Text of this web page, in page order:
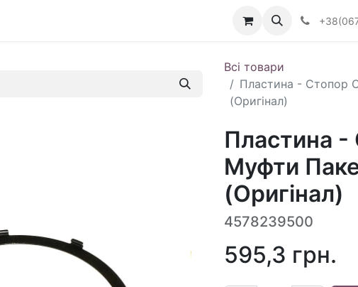
Всі товари
Пластина - Стопор
(Оригінал)
Пластина -
Муфти
(Оригінал)
4578239500
595,3 грн.